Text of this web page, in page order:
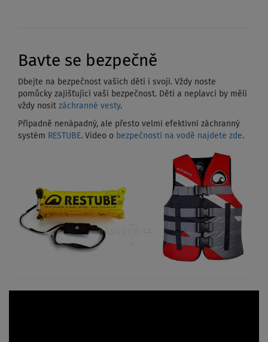
Bavte se bezpečně
Dbejte na bezpečnost vašich dětí i svoji. Vždy noste
pomůcky zajišťující vaši bezpečnost. Děti a neplavci by měli
vždy nosit záchranné vesty.
Případně nenápadný, ale přesto velmi efektivní záchranný
systém RESTUBE. Video o bezpečnosti na vodě najdete zde.